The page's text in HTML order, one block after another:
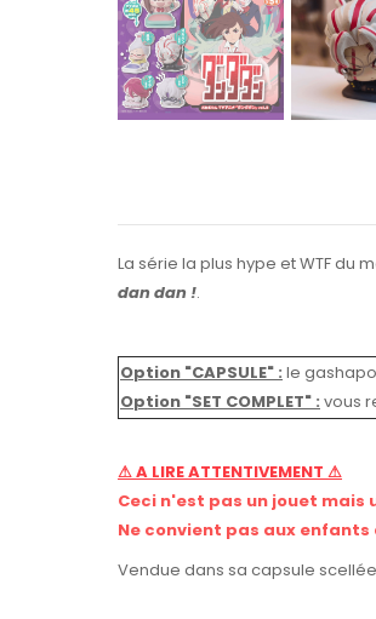
La série la plus hype et WTF du
dan dan !.
Option "CAPSULE" : le
Option "SET COMPLET" : vous
⚠ A LIRE ATTENTIVEMENT ⚠
Ceci n'est pas un jouet
Ne convient pas aux enfants
Vendue dans sa capsule